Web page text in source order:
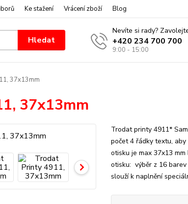
Ke stažení Vrácení zboží Blog
Hledat
Nevíte si rady?
+420 234 700 700
9:00 - 15:00
37x13mm
37x13mm
Trodat printy 4911*
počet 4 řádky textu,
otisku je max 37x13
otisku: výběr z 16
slouží k naplnění